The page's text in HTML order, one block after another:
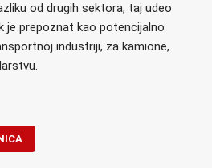
od drugih sektora, taj udeo
je prepoznat kao potencijalno
industriji, za kamione,